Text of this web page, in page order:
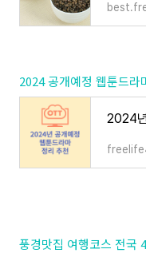
2024 공개예정 웹툰드라
2024
풍경맛집 여행코스 전국